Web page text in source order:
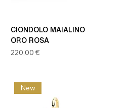
CIONDOLO MAIALINO
ORO ROSA
Prezzo
220,00 €
New